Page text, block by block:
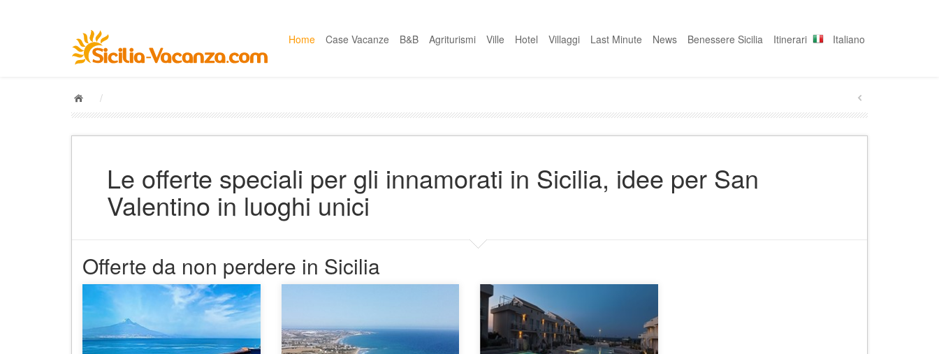
Home Case Vacanze B&B Agriturismi Ville Hotel Villaggi Last Minute News Benessere Sicilia Itinerari Italiano
/
Le offerte speciali per gli innamorati in Sicilia, idee per San
Valentino in luoghi unici
Offerte da non perdere in Sicilia